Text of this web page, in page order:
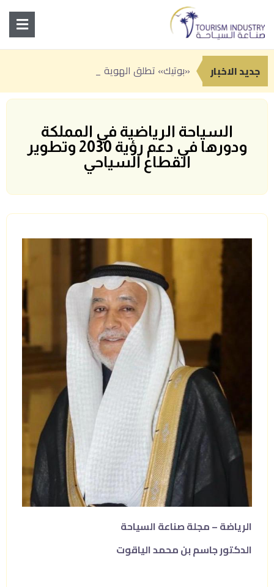
جديد الاخبار «بوتيك» تطلق الهوية البصرية لـ«القصر
السياحة الرياضية في المملكة
ودورها في دعم رؤية 2030 وتطوير
القطاع السياحي
الرياضة – مجلة صناعة السياحة
الدكتور جاسم بن محمد الياقوت